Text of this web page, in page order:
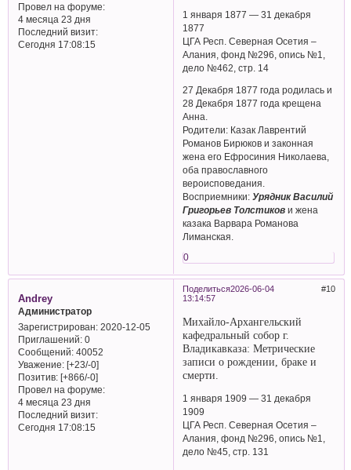
Провел на форуме:
4 месяца 23 дня
Последний визит:
Сегодня 17:08:15
1 января 1877 — 31 декабря
1877
ЦГА Респ. Северная Осетия –
Алания, фонд №296, опись №1,
дело №462, стр. 14
27 Декабря 1877 года родилась и
28 Декабря 1877 года крещена
Анна.
Родители: Казак Лаврентий
Романов Бирюков и законная
жена его Ефросиния Николаева,
оба православного
вероисповедания.
Восприемники:Урядник Василий
Григорьев Толстиков и жена
казака Варвара Романова
Лиманская.
0
Поделиться 10
2026-06-04
13:14:57
Andrey
Администратор
Зарегистрирован: 2020-12-05
Приглашений:0
Сообщений:40052
Уважение: [+23/-0]
Позитив: [+866/-0]
Провел на форуме:
4 месяца 23 дня
Последний визит:
Сегодня 17:08:15
Михайло-Архангельский
кафедральный собор г.
Владикавказа: Метрические
записи о рождении, браке и
смерти.
1 января 1909 — 31 декабря
1909
ЦГА Респ. Северная Осетия –
Алания, фонд №296, опись №1,
дело №45, стр. 131